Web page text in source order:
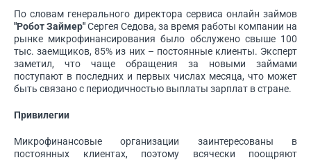
По словам генерального директора сервиса онлайн займов
"Робот Займер"Сергея Седова, за время работы компании на
рынке микрофинансирования было обслужено свыше 100
тыс. заемщиков, 85% из них – постоянные клиенты. Эксперт
заметил, что чаще обращения за новыми займами
поступают в последних и первых числах месяца, что может
быть связано с периодичностью выплаты зарплат в стране.
Привилегии
Микрофинансовые организации заинтересованы в
постоянных клиентах, поэтому всячески поощряют